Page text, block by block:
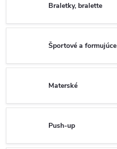
Braletky, bralette
Športové a formujúce
Materské
Push-up